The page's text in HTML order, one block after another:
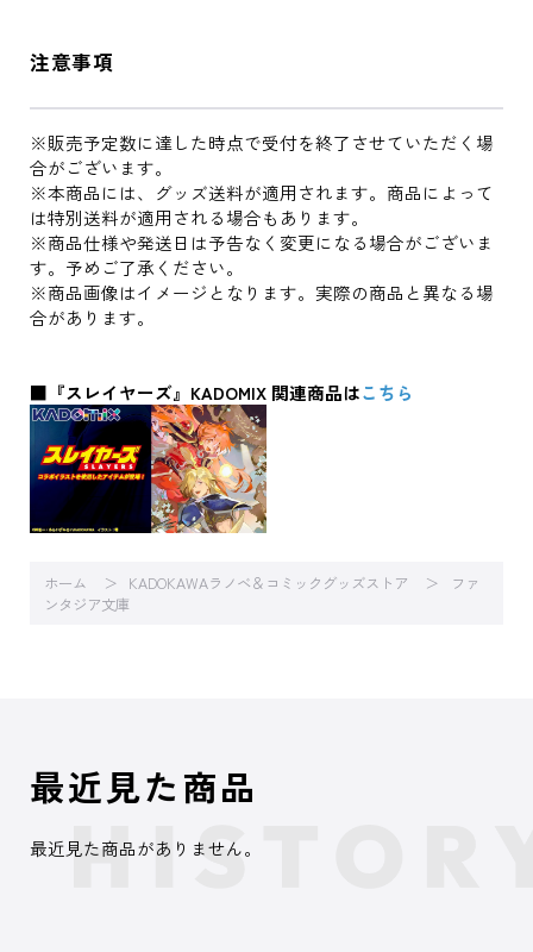
注意事項
※販売予定数に達した時点で受付を終了させていただく場
合がございます。
※本商品には、グッズ送料が適用されます。商品によって
は特別送料が適用される場合もあります。
※商品仕様や発送日は予告なく変更になる場合がございま
す。予めご了承ください。
※商品画像はイメージとなります。実際の商品と異なる場
合があります。
■『スレイヤーズ』KADOMIX 関連商品はこちら
ホーム KADOKAWAラノベ＆コミックグッズストア
ファ
ンタジア文庫
最近見た商品
最近見た商品がありません。